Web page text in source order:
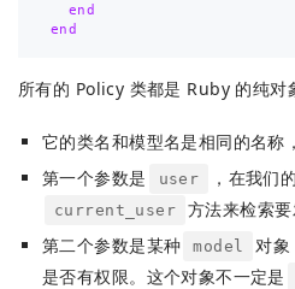
end
end
所有的 Policy 类都是 Ruby 的纯对
它的类名和模型名是相同的名称
第一个参数是 user ，在我们
current_user
方法来检索
第二个参数是某种
model 对象
是否有权限。这个对象不一定是